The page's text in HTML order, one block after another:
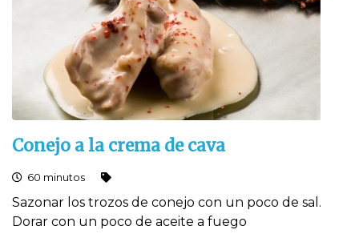
Conejo a la crema de cava
60 minutos
Sazonar los trozos de conejo con un poco de sal.
Dorar con un poco de aceite a fuego